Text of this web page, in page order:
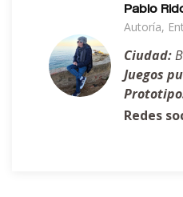
Pablo
Autoría,
Ciudad:
Juegos
Redes